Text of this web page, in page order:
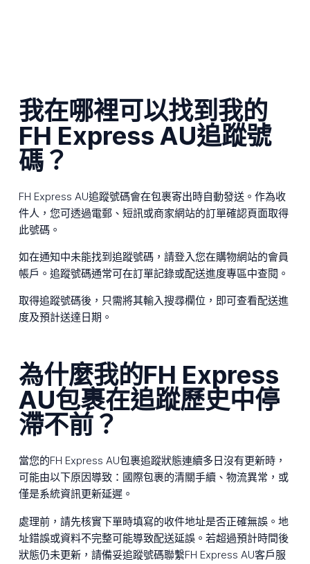
我在哪裡可以找到我的
FH Express AU追蹤號
碼？
FH Express AU追蹤號碼會在包裹寄出時自動發送。作為收
件人，您可透過電郵、短訊或商家網站的訂單確認頁面取得
此號碼。
如在通知中未能找到追蹤號碼，請登入您在購物網站的會員
帳戶。追蹤號碼通常可在訂單記錄或配送進度專區中查閱。
取得追蹤號碼後，只需將其輸入搜尋欄位，即可查看配送進
度及預計送達日期。
為什麼我的FH Express
AU包裹在追蹤歷史中停
滯不前？
當您的FH Express AU包裹追蹤狀態連續多日沒有更新時，
可能由以下原因導致：國際包裹的清關手續、物流異常，或
僅是系統資訊更新延遲。
處理前，請先核實下單時填寫的收件地址是否正確無誤。地
址錯誤或資料不完整可能導致配送延誤。若超過預計時間後
狀態仍未更新，請備妥追蹤號碼聯繫FH Express AU客戶服